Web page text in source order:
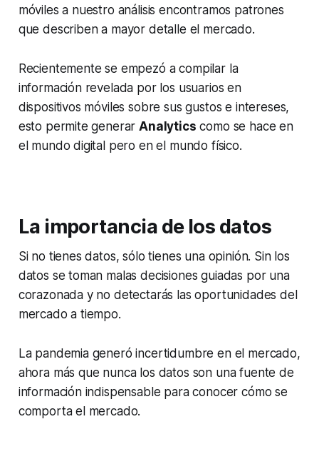
móviles a nuestro análisis encontramos patrones
que describen a mayor detalle el mercado.
Recientemente se empezó a compilar la
información revelada por los usuarios en
dispositivos móviles sobre sus gustos e intereses,
esto permite generarAnalytics como se hace en
el mundo digital pero en el mundo físico.
La importancia de los datos
Si no tienes datos, sólo tienes una opinión. Sin los
datos se toman malas decisiones guiadas por una
corazonada y no detectarás las oportunidades del
mercado a tiempo.
La pandemia generó incertidumbre en el mercado,
ahora más que nunca los datos son una fuente de
información indispensable para conocer cómo se
comporta el mercado.